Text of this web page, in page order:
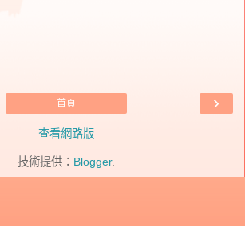
›
首頁
查看網路版
技術提供： Blogger.